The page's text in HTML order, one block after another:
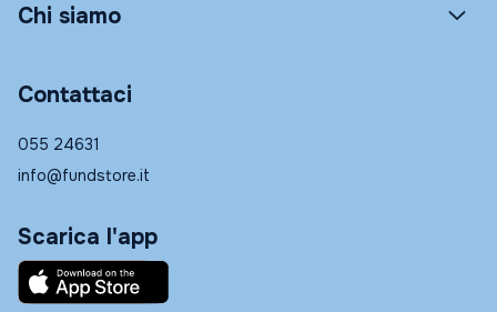
Chi siamo
Contattaci
055 24631
info@fundstore.it
Scarica l'app